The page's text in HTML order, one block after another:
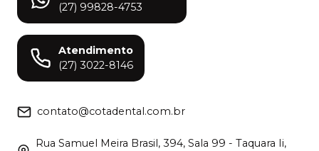
(27) 99828-4753
Atendimento
(27) 3022-8146
contato@cotadental.com.br
Rua Samuel Meira Brasil, 394, Sala 99 - Taquara Ii,